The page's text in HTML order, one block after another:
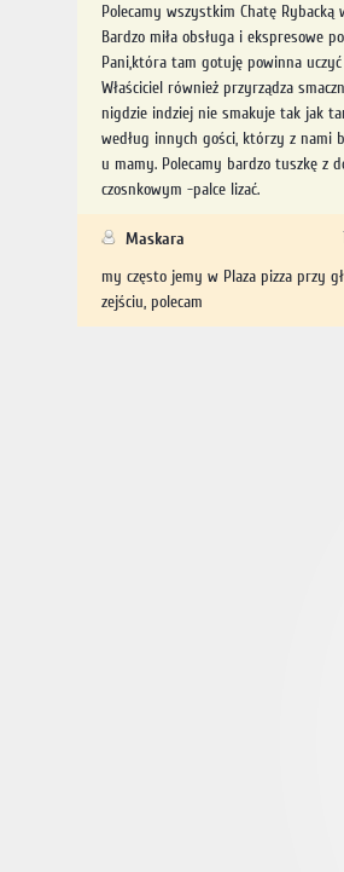
Polecamy wszystkim Chatę Rybacką
Bardzo miła obsługa i ekspresowe
Pani,która tam gotuję powinna uczyć
Właściciel również przyrządza
nigdzie indziej nie smakuje tak jak
według innych gości, którzy z nami
u mamy. Polecamy bardzo tuszkę z
czosnkowym -palce lizać.
Maskara
my często jemy w Plaza pizza przy
zejściu, polecam